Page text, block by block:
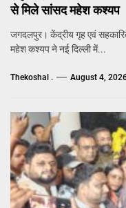
से मिले सांसद महेश कश्यप
जगदलपुर। केंद्रीय गृह एवं
महेश कश्यप ने नई दिल्ली में...
Thekoshal . August 4,